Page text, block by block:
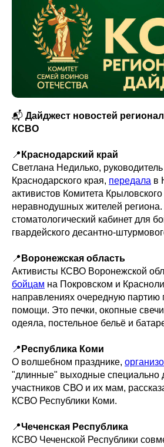
📬 Дайджест новостей
КСВО
📍 Краснодарский край
Светлана Недилько,
Краснодарского края, передала в
активистов Комитета
неравнодушных жителей
стоматологический кабинет для
гвардейского десантно-
📍 Воронежская область
Активисты КСВО Воронежской
бойцам на Покровском и
направлениях очередную партию
помощи. Это печки, окопные
одеяла, постельное бельё и
📍 Республика Коми
О волшебном празднике,
"длинные" выходные специально
участников СВО и их мам,
КСВО Республики Коми.
📍Чеченская Республика
КСВО Чеченской Республики